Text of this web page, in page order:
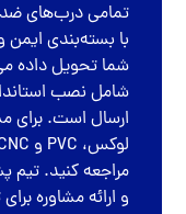
تمامیدرب‌های
با بسته‌بندی
شما تحویل داده
شامل نصب
ارسال است. برای
مراجعه کنید. تیم
و ارائه مشاوره